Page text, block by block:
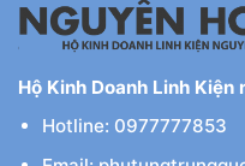
Hộ Kinh Doanh Linh Kiện
Hotline: 0977777853